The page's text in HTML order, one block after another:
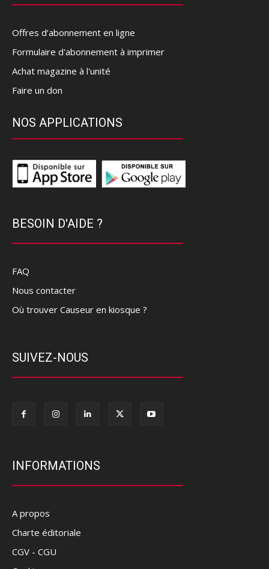
Offres d’abonnement en ligne
Formulaire d'abonnement à imprimer
Achat magazine à l'unité
Faire un don
NOS APPLICATIONS
BESOIN D'AIDE ?
FAQ
Nous contacter
Où trouver Causeur en kiosque ?
SUIVEZ-NOUS
INFORMATIONS
A propos
Charte éditoriale
CGV - CGU